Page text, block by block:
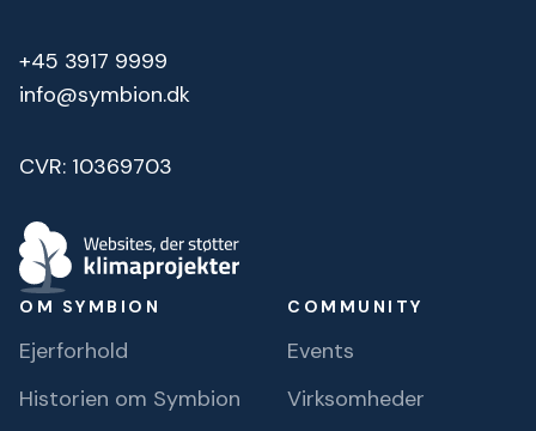
+45 3917 9999
info@symbion.dk
CVR: 10369703
OM SYMBION
Ejerforhold
Historien om Symbion
COMMUNITY
Events
Virksomheder